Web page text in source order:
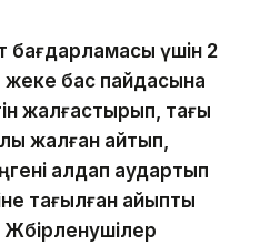
бағдарламасы үшін 2
бас пайдасына
жалғастырып, тағы
жалған айтып,
алдап аудартып
тағылған айыпты